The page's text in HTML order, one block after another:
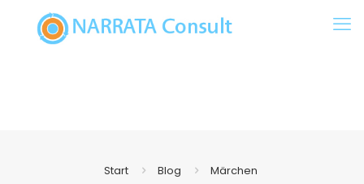
Start Blog Märchen